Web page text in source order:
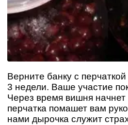
Верните банку с
3 недели. Ваше участие
Через время вишня начнет
перчатка помашет вам
нами дырочка служит